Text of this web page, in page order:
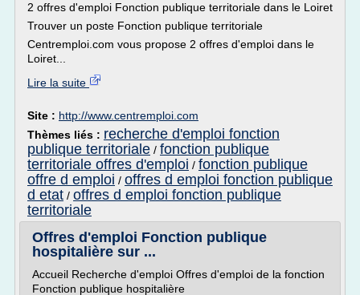
2 offres d'emploi Fonction publique territoriale dans le Loiret
Trouver un poste Fonction publique territoriale
Centremploi.com vous propose 2 offres d'emploi dans le
Loiret...
Lire la suite
Site : http://www.centremploi.com
Thèmes liés : recherche d'emploi fonction
publique territoriale / fonction publique
territoriale offres d'emploi / fonction publique
offre d emploi / offres d emploi fonction publique
d etat / offres d emploi fonction publique
territoriale
Offres d'emploi Fonction publique
hospitalière sur ...
Accueil Recherche d'emploi Offres d'emploi de la fonction
Fonction publique hospitalière